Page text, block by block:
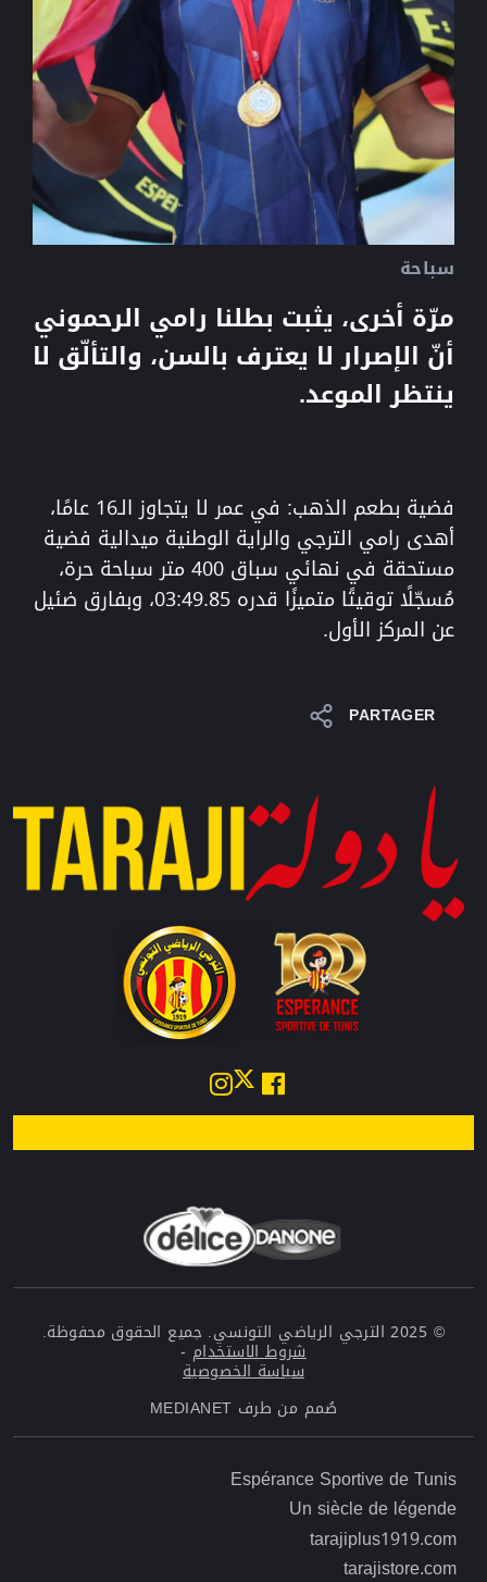
سباحة
مرّة أخرى، يثبت بطلنا رامي الرحموني
أنّ الإصرار لا يعترف بالسن، والتألّق لا
ينتظر الموعد.
فضية بطعم الذهب: في عمر لا يتجاوز الـ16 عامًا،
أهدى رامي الترجي والراية الوطنية ميدالية فضية
مستحقة في نهائي سباق 400 متر سباحة حرة،
مُسجّلًا توقيتًا متميزًا قدره 03:49.85، وبفارق ضئيل
عن المركز الأول.
PARTAGER
© 2025 الترجي الرياضي التونسي. جميع الحقوق محفوظة.
شروط الاستخدام -
سياسة الخصوصية
صُمم من طرف MEDIANET
Menu top left Footer
Espérance Sportive de Tunis
Un siècle de légende
Menu top right Footer
tarajiplus1919.com
tarajistore.com